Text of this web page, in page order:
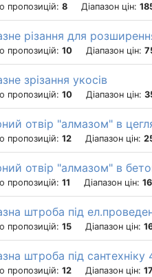
пропозицій: 8 Діапазон цін:
різання для
пропозицій: 10 Діапазон цін:
зрізання укосів
пропозицій: 10 Діапазон цін:
отвір "алмазом" в
пропозицій: 12 Діапазон цін:
отвір "алмазом" в
пропозицій: 11 Діапазон цін:
штроба під
пропозицій: 15 Діапазон цін:
штроба під
пропозицій: 12 Діапазон цін: